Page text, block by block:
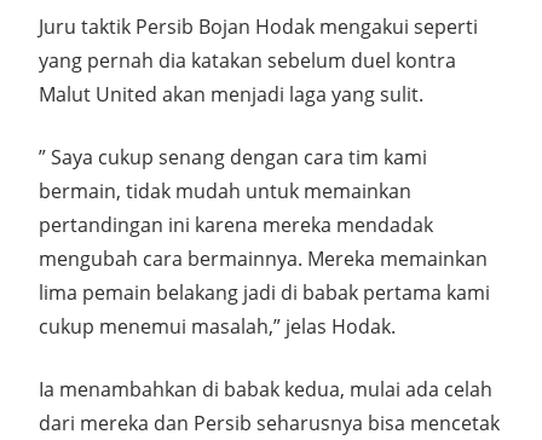
Juru taktik Persib Bojan Hodak mengakui seperti
yang pernah dia katakan sebelum duel kontra
Malut United akan menjadi laga yang sulit.
” Saya cukup senang dengan cara tim kami
bermain, tidak mudah untuk memainkan
pertandingan ini karena mereka mendadak
mengubah cara bermainnya. Mereka memainkan
lima pemain belakang jadi di babak pertama kami
cukup menemui masalah,” jelas Hodak.
Ia menambahkan di babak kedua, mulai ada celah
dari mereka dan Persib seharusnya bisa mencetak